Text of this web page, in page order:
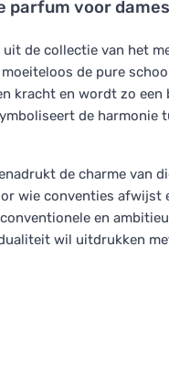
parfum voor
de collectie van het
de pure
kracht en wordt zo een
de harmonie
de charme van
wie conventies afwijst
en
wil uitdrukken